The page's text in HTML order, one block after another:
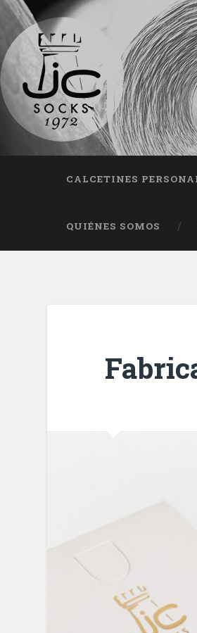
CALCETINES
QUIÉNES SOMOS